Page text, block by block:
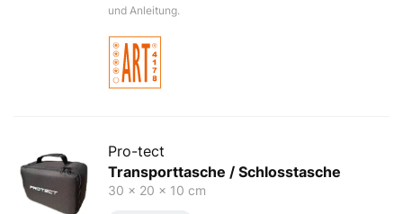
und Anleitung.
Pro-tect
Transporttasche / Schlosstasche
30 x 20 x 10 cm